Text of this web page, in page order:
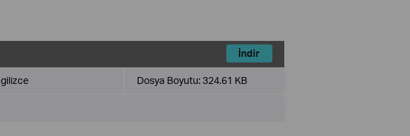
İndir
Dosya Boyutu:324.61 KB